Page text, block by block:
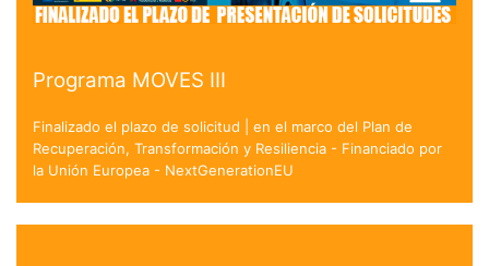
Programa MOVES III
Finalizado el plazo de solicitud | en el marco del Plan de
Recuperación, Transformación y Resiliencia - Financiado por
la Unión Europea - NextGenerationEU